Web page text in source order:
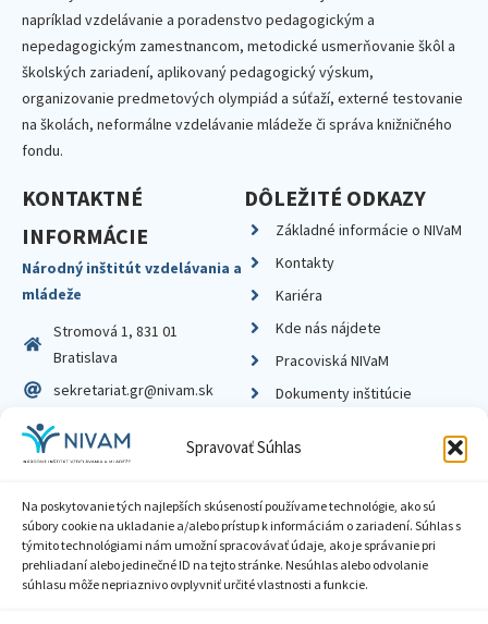
Spravovať Súhlas
Na poskytovanie tých najlepších skúseností používame technológie, ako sú
súbory cookie na ukladanie a/alebo prístup k informáciám o zariadení. Súhlas s
týmito technológiami nám umožní spracovávať údaje, ako je správanie pri
prehliadaní alebo jedinečné ID na tejto stránke. Nesúhlas alebo odvolanie
súhlasu môže nepriaznivo ovplyvniť určité vlastnosti a funkcie.
napríklad vzdelávanie a poradenstvo pedagogickým a
nepedagogickým zamestnancom, metodické usmerňovanie škôl a
školských zariadení, aplikovaný pedagogický výskum,
organizovanie predmetových olympiád a súťaží, externé testovanie
na školách, neformálne vzdelávanie mládeže či správa knižničného
fondu.
KONTAKTNÉ
INFORMÁCIE
Národný inštitút vzdelávania a
mládeže
Stromová 1, 831 01
Bratislava
sekretariat.gr@nivam.sk
IČO: 00164348
DIČ: 2020798714
DÔLEŽITÉ ODKAZY
Základné informácie o NIVaM
Kontakty
Kariéra
Kde nás nájdete
Pracoviská NIVaM
Dokumenty inštitúcie
Zásady ochrany súkromia